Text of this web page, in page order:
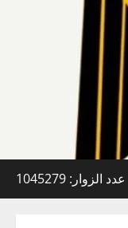
عدد الزوار: 1045279